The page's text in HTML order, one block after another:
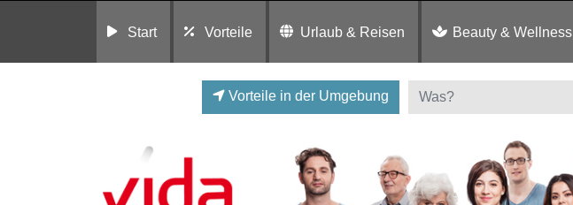
Start Vorteile Urlaub & Reisen Beauty & Wellness
Vorteile in der Umgebung